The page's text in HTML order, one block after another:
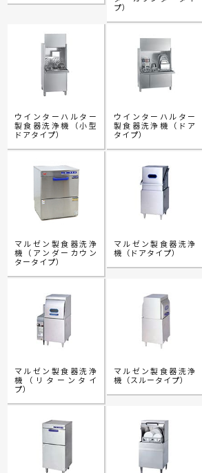
プ）
ウインターハルター
製食器洗浄機（小型
ドアタイプ）
ウインターハルター
製食器洗浄機（ドア
タイプ）
マルゼン製食器洗浄
機（アンダーカウン
タータイプ）
マルゼン製食器洗浄
機（ドアタイプ）
マルゼン製食器洗浄
機（リターンタイ
プ）
マルゼン製食器洗浄
機（スルータイプ）